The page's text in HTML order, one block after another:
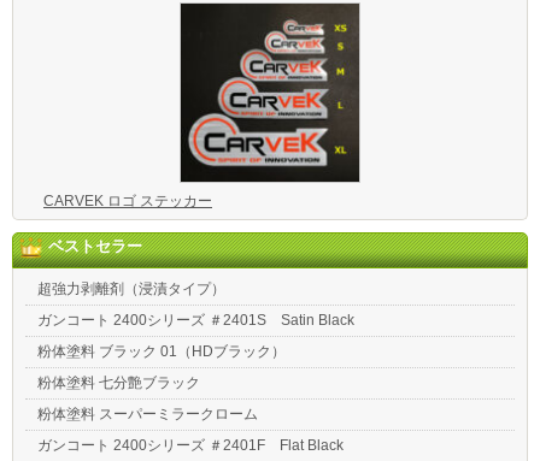
CARVEK ロゴ ステッカー
ベストセラー
超強力剥離剤（浸漬タイプ）
ガンコート 2400シリーズ ＃2401S Satin Black
粉体塗料 ブラック 01（HDブラック）
粉体塗料 七分艶ブラック
粉体塗料 スーパーミラークローム
ガンコート 2400シリーズ ＃2401F Flat Black